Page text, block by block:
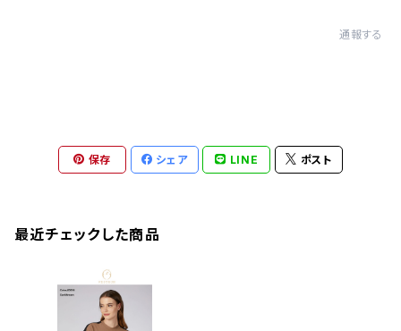
通報する
保存 シェア LINE ポスト
最近チェックした商品